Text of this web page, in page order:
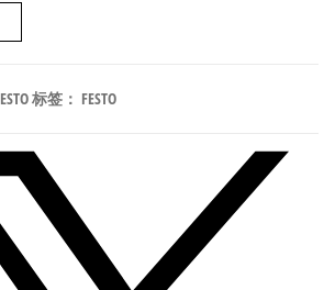
标签： FESTO